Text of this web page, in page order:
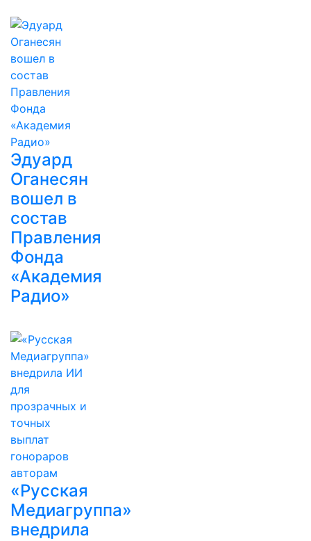
Эдуард
Оганесян
вошел в
состав
Правления
Фонда
«Академия
Радио»
«Русская
Медиагруппа»
внедрила